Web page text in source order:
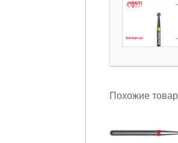
Похожие